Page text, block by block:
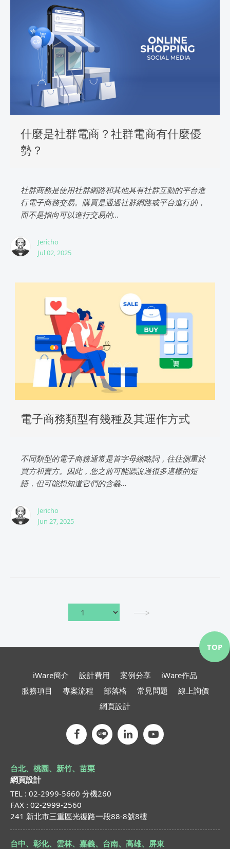
什麼是社群電商？社群電商有什麼優
勢？
社群商務是使用社群網路和其他具有社群互動的平台進
行電子商務交易。購買是通過社群網路或平台進行的，
而不是指向可以進行交易的...
Jericho
Jul 02, 2025
電子商務類型有幾種及其運作方式
不同類型的電子商務通常是首字母縮略詞，往往側重於
買方和賣方。因此，您之前可能聽說過很多這樣的短
語，但可能想知道它們的含義...
Jericho
Jun 27, 2025
iWare簡介 設計費用 案例分享
iWare作品
服務項目
專案流程 部落格 常見問題
線上詢價
網頁設計
台北、桃園、新竹、苗栗
網頁設計
TEL : 02-2999-5660 分機260
FAX : 02-2999-2560
241 新北市三重區光復路一段88-8號8樓
台中、彰化、雲林、嘉義、台南、高雄、屏東
TOP